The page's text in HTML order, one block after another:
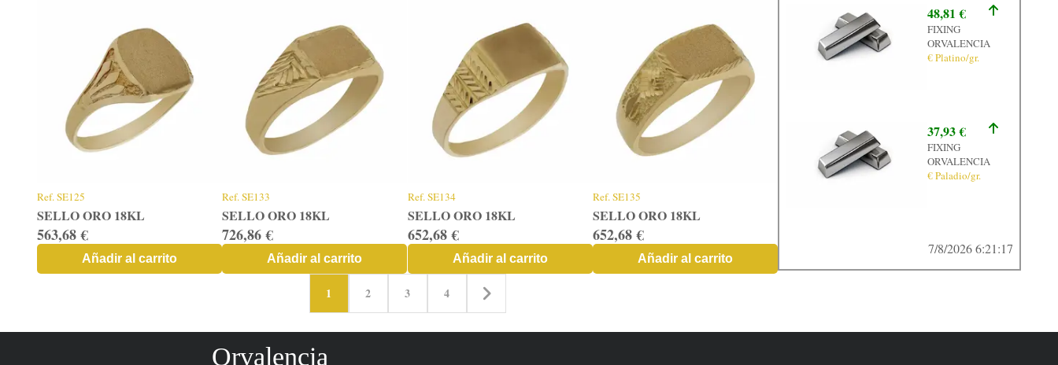
Ref.SE125
SELLO ORO 18KL
563,68 €
Añadir al carrito
Ref.SE133
SELLO ORO 18KL
726,86 €
Añadir al carrito
Ref.SE134
SELLO ORO 18KL
652,68 €
Añadir al carrito
Ref.SE135
SELLO ORO 18KL
652,68 €
Añadir al carrito
1 2 3 4
48,81 €
FIXING
ORVALENCIA
€ Platino/gr.
37,93 €
FIXING
ORVALENCIA
€ Paladio/gr.
7/8/2026 6:21:17
Orvalencia